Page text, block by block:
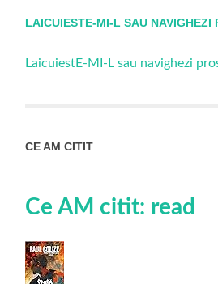
LAICUIESTE-MI-L SAU NAVIGHEZI
LaicuiestE-MI-L sau navighezi
CE AM CITIT
Ce AM citit: read